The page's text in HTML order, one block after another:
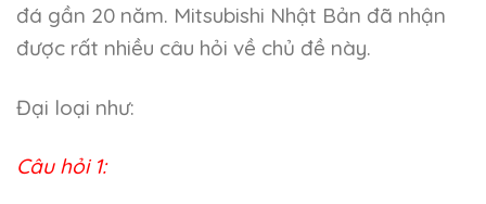
đá gần 20 năm. Mitsubishi Nhật Bản đã nhận
được rất nhiều câu hỏi về chủ đề này.
Đại loại như:
Câu hỏi 1: